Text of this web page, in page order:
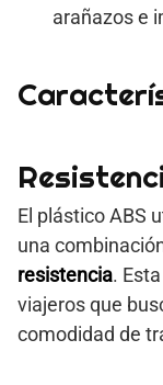
arañazos e
El plástico ABS
una
resistencia.
viajeros que
comodidad de